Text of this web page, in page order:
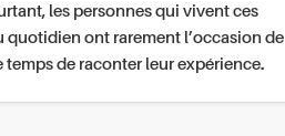
les personnes qui vivent ces
quotidien ont rarement l’occasion de
temps de raconter leur expérience.